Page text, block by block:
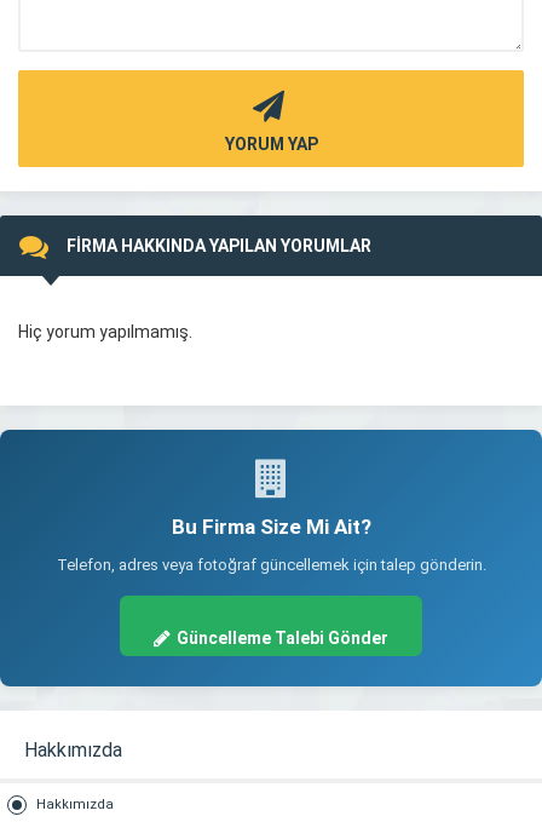
YORUM YAP
FİRMA HAKKINDA YAPILAN YORUMLAR
Hiç yorum yapılmamış.
Bu Firma Size Mi Ait?
Telefon, adres veya fotoğraf güncellemek için talep gönderin.
Güncelleme Talebi Gönder
Hakkımızda
Hakkımızda